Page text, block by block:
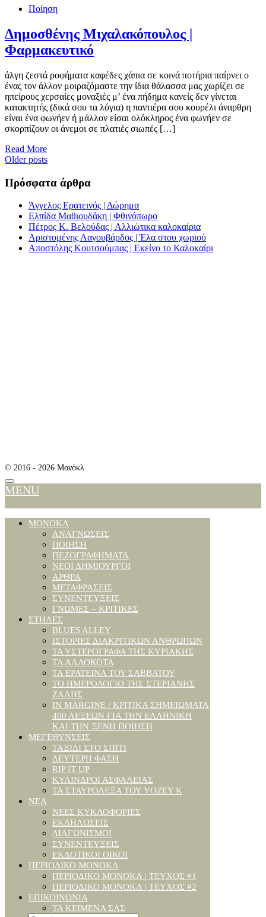
Ποίηση
Δημοσθένης Μιχαλακόπουλος |
Φαρμακευτικό
άλγη ζεστά ροφήματα καφέδες χάπια σε κοινά ποτήρια παίρνει ο
ένας τον άλλον μοιραζόμαστε την ίδια θάλασσα μας χωρίζει σε
ηπείρους χερσαίες μοναξιές μ’ ένα πήδημα κανείς δεν γίνεται
κατακτητής (δικά σου τα λόγια) η παντιέρα σου κουρέλι άναρθρη
είναι ένα φωνήεν ή μάλλον είσαι ολόκληρος ένα φωνήεν σε
σκορπίζουν οι άνεμοι σε πλατιές σιωπές […]
Read More
Posts
Older posts
Πρόσφατα άρθρα
Άγγελος Ερατεινός | Δώρημα
Ελπίδα Μαθιουδάκη | Φθινόπωρο
Πέτρος Κ. Βελούδας | Αλλιώτικα καλοκαίρια
Αριστομένης Λαγουβάρδος | Έλα στου χωριού
Αποστόλης Κουτσούμπας | Εκείνο το Καλοκαίρι
MENU
ΜΟΝΌΚΛ
ΑΝΑΓΝΏΣΕΙΣ
ΠΟΊΗΣΗ
ΠΕΖΟΓΡΑΦΉΜΑΤΑ
ΝΈΟΙ ΔΗΜΙΟΥΡΓΟΊ
ΆΡΘΡΑ
ΜΕΤΑΦΡΆΣΕΙΣ
ΣΥΝΕΝΤΕΎΞΕΙΣ
ΓΝΏΜΕΣ – ΚΡΙΤΙΚΈΣ
ΣΤΉΛΕΣ
BLUES ALLEY
ΙΣΤΟΡΊΕΣ ΔΙΑΚΡΙΤΙΚΏΝ ΑΝΘΡΏΠΩΝ
ΤΑ ΥΣΤΕΡΌΓΡΑΦΑ ΤΗΣ ΚΥΡΙΑΚΉΣ
ΤΑ ΑΛΛΌΚΟΤΑ
ΤΑ ΕΡΑΤΕΙΝΆ ΤΟΥ ΣΑΒΒΆΤΟΥ
ΤΟ ΗΜΕΡΟΛΌΓΙΟ ΤΗΣ ΣΤΕΡΙΑΝΗΣ
ΖΑΛΗΣ
IN MARGINE / ΚΡΙΤΙΚΆ ΣΗΜΕΙΏΜΑΤΑ
400 ΛΈΞΕΩΝ ΓΙΑ ΤΗΝ ΕΛΛΗΝΙΚΉ
ΚΑΙ ΤΗΝ ΞΈΝΗ ΠΟΊΗΣΗ
ΜΕΓΕΘΎΝΣΕΙΣ
ΤΑΞΊΔΙ ΣΤΟ ΣΠΊΤΙ
ΔΕΎΤΕΡΗ ΦΆΣΗ
RIP IT UP
ΚΎΛΙΝΔΡΟΙ ΑΣΦΑΛΕΊΑΣ
ΤΑ ΣΤΑΥΡΌΛΕΞΑ ΤΟΥ YOΖΕΥ Κ
ΝΈΑ
ΝΈΕΣ ΚΥΚΛΟΦΟΡΊΕΣ
ΕΚΔΗΛΏΣΕΙΣ
ΔΙΑΓΩΝΙΣΜΟΊ
ΣΥΝΕΝΤΕΎΞΕΙΣ
ΕΚΔΟΤΙΚΟΊ ΟΊΚΟΙ
ΠΕΡΙΟΔΙΚΌ ΜΟΝΌΚΛ
ΠΕΡΙΟΔΙΚΌ ΜΟΝΌΚΛ | ΤΕΎΧΟΣ #1
ΠΕΡΙΟΔΙΚΌ ΜΟΝΌΚΛ | ΤΕΎΧΟΣ #2
ΕΠΙΚΟΙΝΩΝΊΑ
ΤΑ ΚΕΊΜΕΝΆ ΣΑΣ